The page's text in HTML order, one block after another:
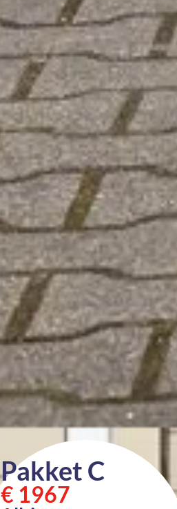
Pakket C
€ 1967